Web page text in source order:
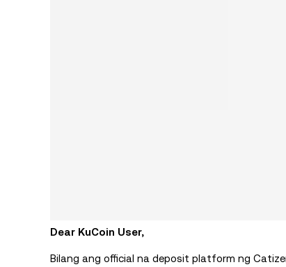
Dear KuCoin User,
Bilang ang official na deposit platform ng